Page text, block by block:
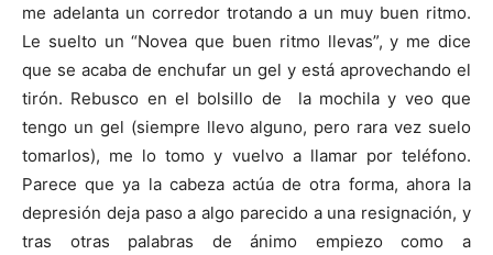
me adelanta un corredor trotando a un muy buen ritmo.
Le suelto un “Novea que buen ritmo llevas”, y me dice
que se acaba de enchufar un gel y está aprovechando el
tirón. Rebusco en el bolsillo de la mochila y veo que
tengo un gel (siempre llevo alguno, pero rara vez suelo
tomarlos), me lo tomo y vuelvo a llamar por teléfono.
Parece que ya la cabeza actúa de otra forma, ahora la
depresión deja paso a algo parecido a una resignación, y
tras otras palabras de ánimo empiezo como a